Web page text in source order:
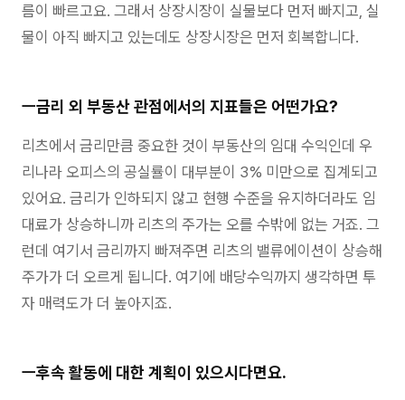
름이 빠르고요. 그래서 상장시장이 실물보다 먼저 빠지고, 실
물이 아직 빠지고 있는데도 상장시장은 먼저 회복합니다.
ㅡ금리 외 부동산 관점에서의 지표들은 어떤가요?
리츠에서 금리만큼 중요한 것이 부동산의 임대 수익인데 우
리나라 오피스의 공실률이 대부분이 3% 미만으로 집계되고
있어요. 금리가 인하되지 않고 현행 수준을 유지하더라도 임
대료가 상승하니까 리츠의 주가는 오를 수밖에 없는 거죠. 그
런데 여기서 금리까지 빠져주면 리츠의 밸류에이션이 상승해
주가가 더 오르게 됩니다. 여기에 배당수익까지 생각하면 투
자 매력도가 더 높아지죠.
ㅡ후속 활동에 대한 계획이 있으시다면요.